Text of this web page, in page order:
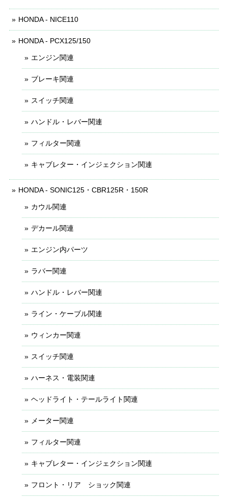
HONDA - NICE110
HONDA - PCX125/150
エンジン関連
ブレーキ関連
スイッチ関連
ハンドル・レバー関連
フィルター関連
キャブレター・インジェクション関連
HONDA - SONIC125・CBR125R・150R
カウル関連
デカール関連
エンジン内パーツ
ラバー関連
ハンドル・レバー関連
ライン・ケーブル関連
ウィンカー関連
スイッチ関連
ハーネス・電装関連
ヘッドライト・テールライト関連
メーター関連
フィルター関連
キャブレター・インジェクション関連
フロント・リア ショック関連